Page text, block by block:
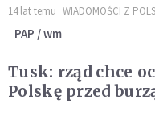
14 lat temu WIADOMOŚCI Z
PAP / wm
Tusk: rząd chce
Polskę przed